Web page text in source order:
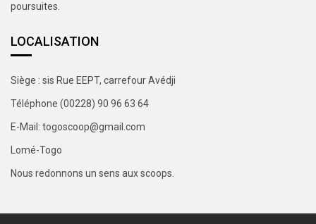
poursuites.
LOCALISATION
Siège : sis Rue EEPT, carrefour Avédji
Téléphone (00228) 90 96 63 64
E-Mail: togoscoop@gmail.com
Lomé-Togo
Nous redonnons un sens aux scoops.